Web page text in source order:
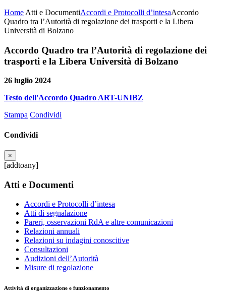
Home Atti e DocumentiAccordi e Protocolli d’intesaAccordo
Quadro tra l’Autorità di regolazione dei trasporti e la Libera
Università di Bolzano
Accordo Quadro tra l’Autorità di regolazione dei
trasporti e la Libera Università di Bolzano
26 luglio 2024
Testo dell'Accordo Quadro ART-UNIBZ
Stampa Condividi
Condividi
×
[addtoany]
Atti e Documenti
Accordi e Protocolli d’intesa
Atti di segnalazione
Pareri, osservazioni RdA e altre comunicazioni
Relazioni annuali
Relazioni su indagini conoscitive
Consultazioni
Audizioni dell’Autorità
Misure di regolazione
Attività di organizzazione e funzionamento